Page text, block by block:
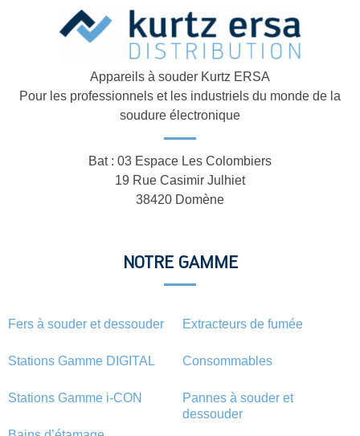
Appareils à souder Kurtz ERSA
Pour les professionnels et les industriels du monde de la
soudure électronique
Bat : 03 Espace Les Colombiers
19 Rue Casimir Julhiet
38420 Domène
NOTRE GAMME
Fers à souder et dessouder
Stations Gamme DIGITAL
Stations Gamme i-CON
Extracteurs de fumée
Consommables
Pannes à souder et
dessouder